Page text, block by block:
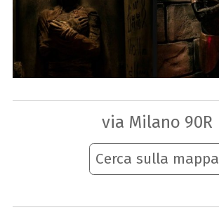
via Milano 90R
Cerca sulla mappa